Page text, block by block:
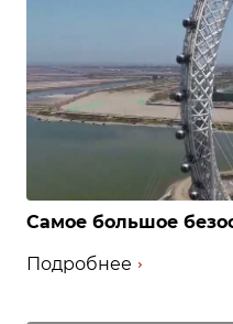
Самое большое
Подробнее